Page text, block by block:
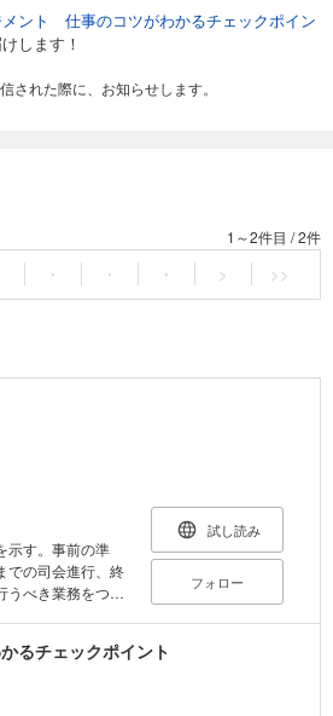
ント 仕事のコツがわかるチェックポイン
します！
された際に、お知らせします。
1～2件目 /2件
・ ・ ・ > >>
示す。事前の準
での司会進行、終
うべき業務をつぶ
試し読み
フォロー
るチェックポイント